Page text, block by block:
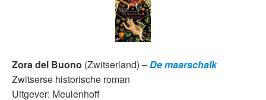
Zora del Buono (Zwitserland) –De maarschalk
Zwitserse historische roman
Uitgever: Meulenhoff